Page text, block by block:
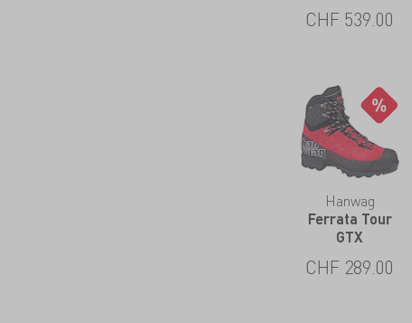
CHF 539.00
Hanwag
Ferrata Tour
GTX
CHF 289.00